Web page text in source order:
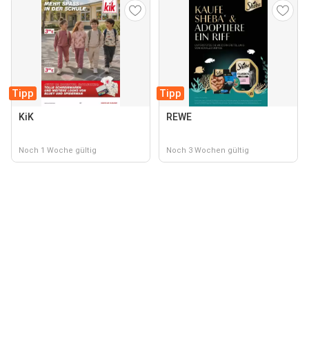
Tipp
KiK
Noch 1 Woche gültig
Tipp
REWE
Noch 3 Wochen gültig